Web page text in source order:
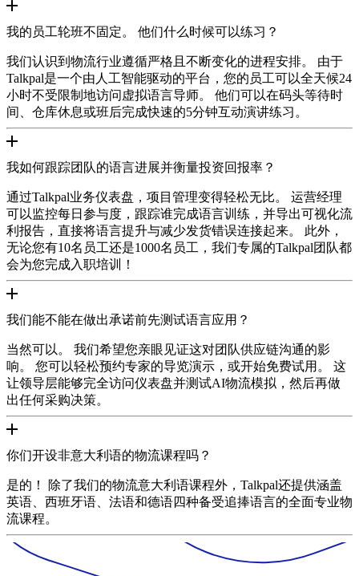
我的员工轮班不固定。 他们什么时候可以练习？
我们认识到物流行业遵循严格且不断变化的进程安排。 由于
Talkpal是一个由人工智能驱动的平台，您的员工可以全天候24
小时不受限制地访问虚拟语言导师。 他们可以在码头等待时
间、仓库休息或班后完成快速的5分钟互动演讲练习。
我如何跟踪团队的语言进展并衡量投资回报率？
通过Talkpal业务仪表盘，项目管理变得轻松无比。 运营经理
可以监控每日参与度，跟踪谁完成语言训练，并导出可视化流
利报告，直接将语言提升与减少发货错误连接起来。 此外，
无论您有10名员工还是1000名员工，我们专属的Talkpal团队都
会为您完成入职培训！
我们能不能在做出承诺前先测试语言应用？
当然可以。 我们希望您亲眼见证这对团队供应链沟通的影
响。 您可以轻松预约专家的导览演示，或开始免费试用。 这
让领导层能够完全访问仪表盘并测试AI物流模拟，然后再做
出任何采购决策。
你们开设非意大利语的物流课程吗？
是的！ 除了我们的物流意大利语课程外，Talkpal还提供涵盖
英语、西班牙语、法语和德语四种备受追捧语言的全面专业物
流课程。